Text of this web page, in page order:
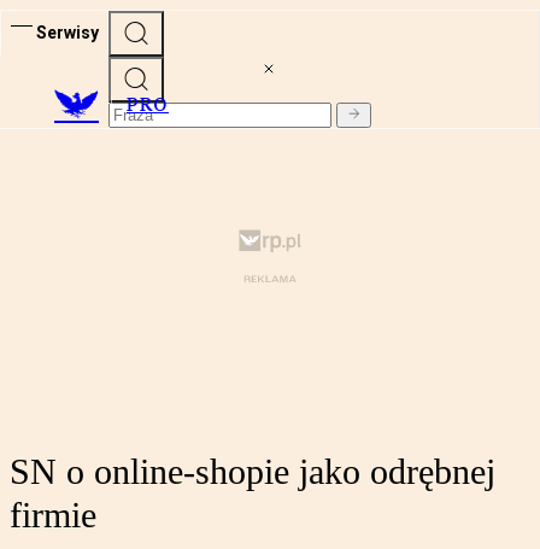
Serwisy
PRO
SN o online-shopie jako odrębnej
firmie